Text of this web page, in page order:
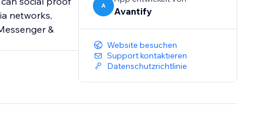
networks,
&
A Avantify
Website besuchen
Support kontaktieren
Datenschutzrichtlinie